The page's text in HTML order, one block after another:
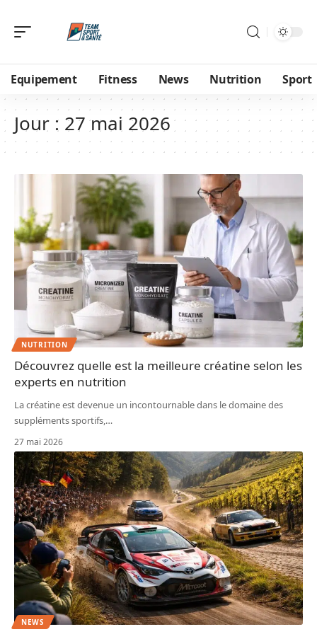
Equipement Fitness News Nutrition Sport
Jour : 27 mai 2026
NUTRITION
Découvrez quelle est la meilleure créatine selon les
experts en nutrition
La créatine est devenue un incontournable dans le domaine des
suppléments sportifs,…
27 mai 2026
NEWS